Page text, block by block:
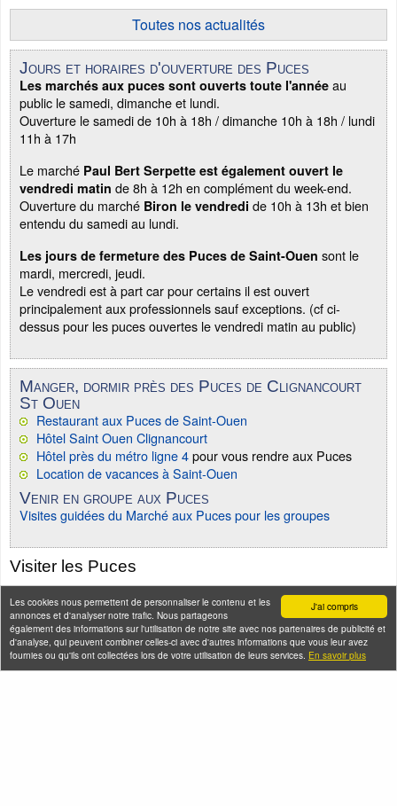
J'ai compris
Les cookies nous permettent de personnaliser le contenu et les
annonces et d'analyser notre trafic. Nous partageons
également des informations sur l'utilisation de notre site avec nos partenaires de publicité et
d'analyse, qui peuvent combiner celles-ci avec d'autres informations que vous leur avez
fournies ou qu'ils ont collectées lors de votre utilisation de leurs services. En savoir plus
Toutes nos actualités
Jours et horaires d'ouverture des Puces
Les marchés aux puces sont ouverts toute l'année au
public le samedi, dimanche et lundi.
Ouverture le samedi de 10h à 18h / dimanche 10h à 18h / lundi
11h à 17h
Le marché Paul Bert Serpette est également ouvert le
vendredi matin de 8h à 12h en complément du week-end.
Ouverture du marché Biron le vendredi de 10h à 13h et bien
entendu du samedi au lundi.
Les jours de fermeture des Puces de Saint-Ouen sont le
mardi, mercredi, jeudi.
Le vendredi est à part car pour certains il est ouvert
principalement aux professionnels sauf exceptions. (cf ci-
dessus pour les puces ouvertes le vendredi matin au public)
Manger, dormir près des Puces de Clignancourt
St Ouen
Restaurant aux Puces de Saint-Ouen
Hôtel Saint Ouen Clignancourt
Hôtel près du métro ligne 4pour vous rendre aux Puces
Location de vacances à Saint-Ouen
Venir en groupe aux Puces
Visites guidées du Marché aux Puces pour les groupes
Visiter les Puces